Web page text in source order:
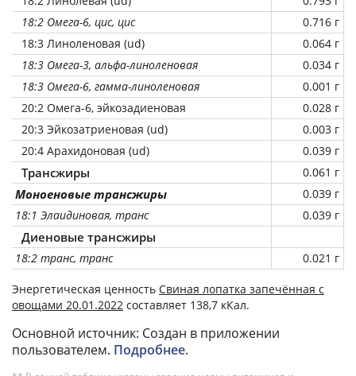
18:2 Омега-6, цис, цис
0.716 г
18:3 Линоленовая (ud)
0.064 г
18:3 Омега-3, альфа-линоленовая
0.034 г
18:3 Омега-6, гамма-линоленовая
0.001 г
20:2 Омега-6, эйкозадиеновая
0.028 г
20:3 Эйкозатриеновая (ud)
0.003 г
20:4 Арахидоновая (ud)
0.039 г
Трансжиры 0.061 г
Моноеновые трансжиры
0.039 г
18:1 Элаидиновая, транс
0.039 г
Диеновые трансжиры
18:2 транс, транс 0.021 г
Энергетическая ценность Свиная лопатка запечённая с
овощами 20.01.2022 составляет 138,7 кКал.
Основной источник: Создан в приложении
пользователем. Подробнее.